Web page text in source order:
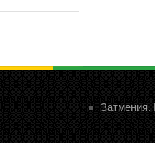
Затмения.